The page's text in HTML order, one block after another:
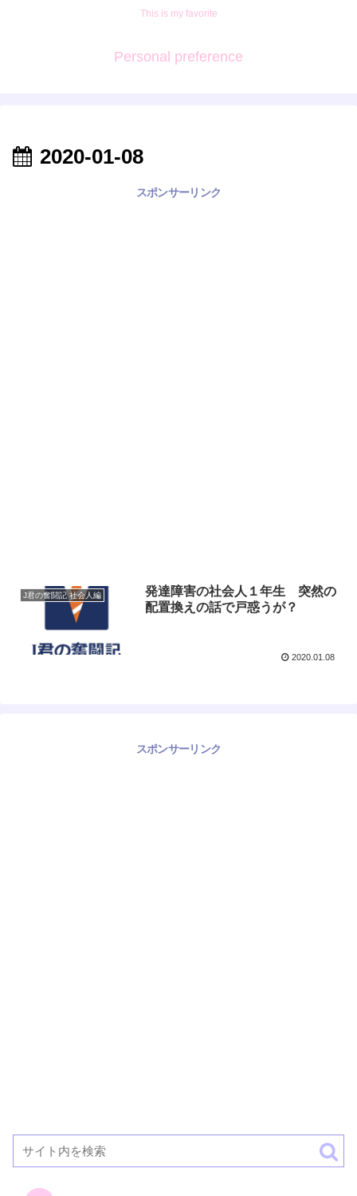
This is my favorite
Personal preference
2020-01-08
スポンサーリンク
J君の奮闘記 社会人編
発達障害の社会人１年生 突然の
配置換えの話で戸惑うが？
2020.01.08
スポンサーリンク